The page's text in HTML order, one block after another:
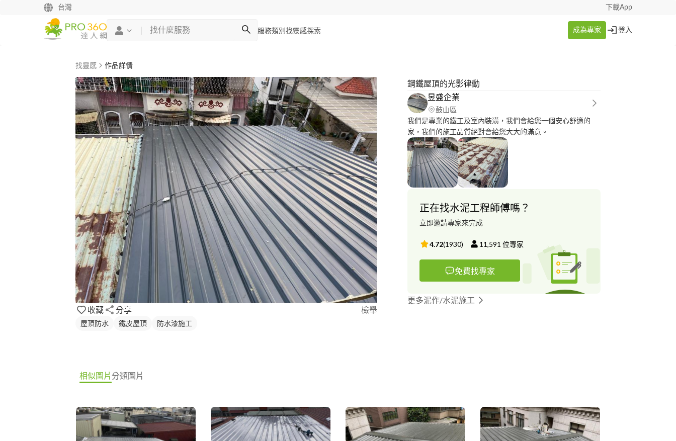
台灣 下載App
服務類別 找靈感探索 成為專家 登入
找靈感 作品詳情
收藏 分享 檢舉
屋頂防水 鐵皮屋頂 防水漆施工
鋼鐵屋頂的光影律動
昱盛企業
鼓山區
我們是專業的鐵工及室內裝潢，我們會給您一個安心舒適的
家，我們的施工品質絕對會給您大大的滿意。
正在找水泥工程師傅嗎？
立即邀請專家來完成
4.72(1930) 11,591 位專家
免費找專家
更多泥作/水泥施工
相似圖片分類圖片